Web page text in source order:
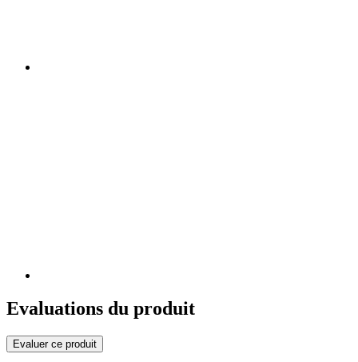
Evaluations du produit
Evaluer ce produit